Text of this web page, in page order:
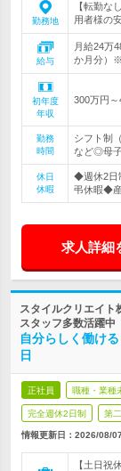
勤務地
【転勤な
用者様の
給与
月給24万
か月分）
初年度
年収
300万円～
勤務
時間
シフト制
など◎母
休日
休暇
◆週休2日
弔休暇◆
求人詳細
スタイルクリエイ
スタッフ多数活躍中
自分らしく働け
日
正社員 職種・業種
完全週休2日制 第
情報更新日：2026/08/07
【土日祝